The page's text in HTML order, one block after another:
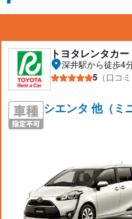
トヨタレンタカー
深井駅から徒歩4
5 （口コ
シエンタ 他（ミ